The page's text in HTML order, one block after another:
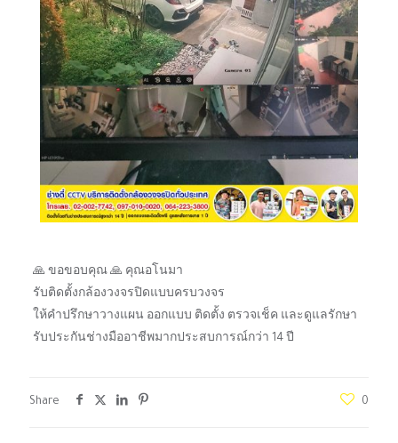
🙏 ขอขอบคุณ 🙏 คุณอโนมา
รับติดตั้งกล้องวงจรปิดแบบครบวงจร
ให้คำปรึกษาวางแผน ออกแบบ ติดตั้ง ตรวจเช็ค และดูแลรักษา
รับประกันช่างมืออาชีพมากประสบการณ์กว่า 14 ปี
Share 0